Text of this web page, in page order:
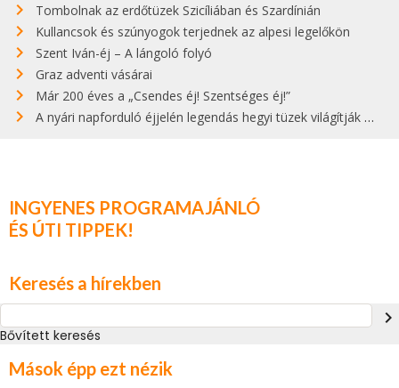
Tombolnak az erdőtüzek Szicíliában és Szardínián
Kullancsok és szúnyogok terjednek az alpesi legelőkön
Szent Iván-éj – A lángoló folyó
Graz adventi vásárai
Már 200 éves a „Csendes éj! Szentséges éj!”
A nyári napforduló éjjelén legendás hegyi tüzek világítják meg Zugspitzét
INGYENES PROGRAMAJÁNLÓ
ÉS ÚTI TIPPEK!
Keresés a hírekben
navigate_next
Bővített keresés
Mások épp ezt nézik